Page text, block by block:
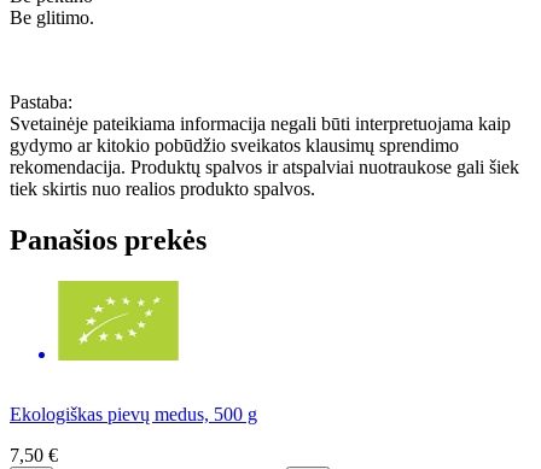
Be glitimo.
Pastaba:
Svetainėje pateikiama informacija negali būti interpretuojama kaip
gydymo ar kitokio pobūdžio sveikatos klausimų sprendimo
rekomendacija. Produktų spalvos ir atspalviai nuotraukose gali šiek
tiek skirtis nuo realios produkto spalvos.
Panašios prekės
Ekologiškas pievų medus, 500 g
7,50 €